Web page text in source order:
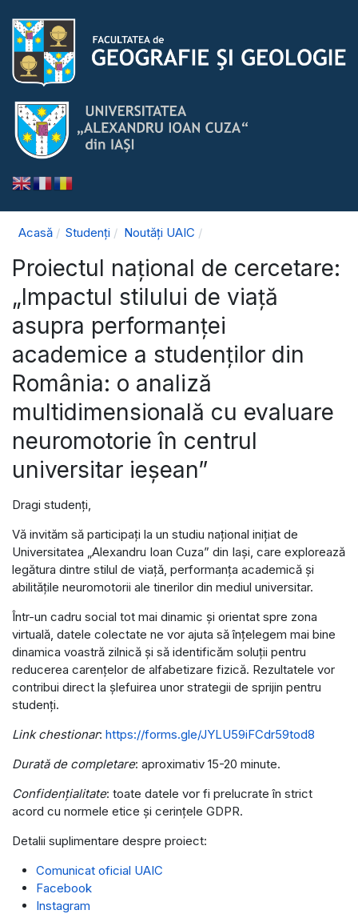
Acasă Studenți Noutăți UAIC
Proiectul național de cercetare:
„Impactul stilului de viață
asupra performanței
academice a studenților din
România: o analiză
multidimensională cu evaluare
neuromotorie în centrul
universitar ieșean”
Dragi studenți,
Vă invităm să participați la un studiu național inițiat de
Universitatea „Alexandru Ioan Cuza” din Iași, care explorează
legătura dintre stilul de viață, performanța academică și
abilitățile neuromotorii ale tinerilor din mediul universitar.
Într-un cadru social tot mai dinamic și orientat spre zona
virtuală, datele colectate ne vor ajuta să înțelegem mai bine
dinamica voastră zilnică și să identificăm soluții pentru
reducerea carențelor de alfabetizare fizică. Rezultatele vor
contribui direct la șlefuirea unor strategii de sprijin pentru
studenți.
Link chestionar: https://forms.gle/JYLU59iFCdr59tod8
Durată de completare: aproximativ 15-20 minute.
Confidențialitate: toate datele vor fi prelucrate în strict
acord cu normele etice și cerințele GDPR.
Detalii suplimentare despre proiect:
Comunicat oficial UAIC
Facebook
Instagram